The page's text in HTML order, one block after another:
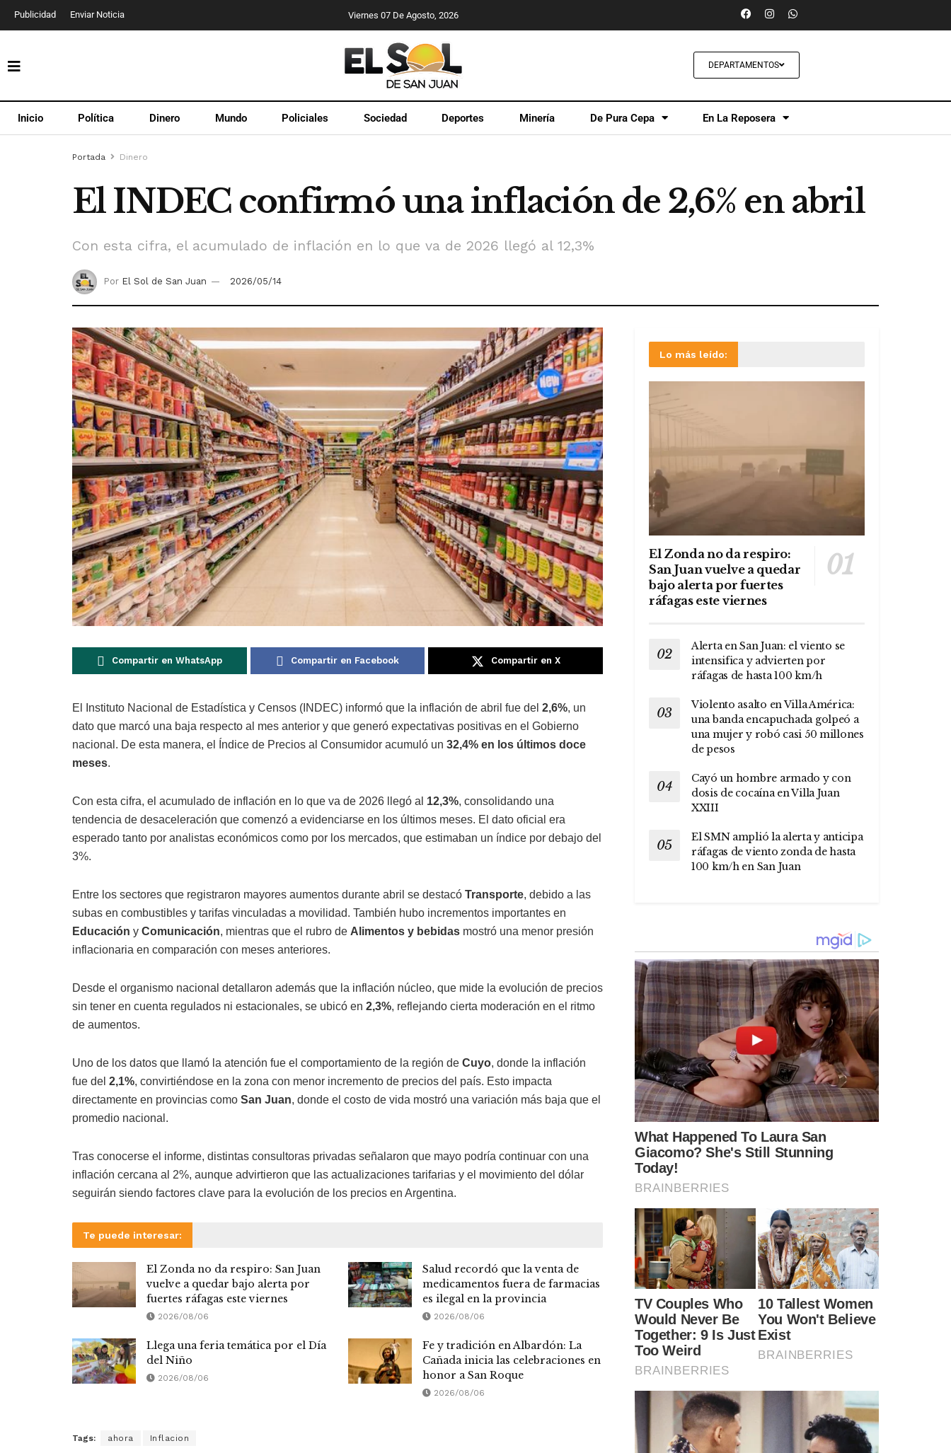
Publicidad Enviar Noticia Viernes 07 De Agosto, 2026
DEPARTAMENTOS
Inicio Política Dinero Mundo Policiales Sociedad Deportes Minería De Pura Cepa En La Reposera
Portada Dinero
El INDEC confirmó una inflación de 2,6% en abril
Con esta cifra, el acumulado de inflación en lo que va de 2026 llegó al 12,3%
Por El Sol de San Juan 2026/05/14
Compartir en WhatsApp Compartir en Facebook Compartir en X
El Instituto Nacional de Estadística y Censos (INDEC) informó que la inflación de abril fue del 2,6%, un
dato que marcó una baja respecto al mes anterior y que generó expectativas positivas en el Gobierno
nacional. De esta manera, el Índice de Precios al Consumidor acumuló un 32,4% en los últimos doce
meses.
Con esta cifra, el acumulado de inflación en lo que va de 2026 llegó al 12,3%, consolidando una
tendencia de desaceleración que comenzó a evidenciarse en los últimos meses. El dato oficial era
esperado tanto por analistas económicos como por los mercados, que estimaban un índice por debajo del
3%.
Entre los sectores que registraron mayores aumentos durante abril se destacó Transporte, debido a las
subas en combustibles y tarifas vinculadas a movilidad. También hubo incrementos importantes en
Educación y Comunicación, mientras que el rubro de Alimentos y bebidas mostró una menor presión
inflacionaria en comparación con meses anteriores.
Desde el organismo nacional detallaron además que la inflación núcleo, que mide la evolución de precios
sin tener en cuenta regulados ni estacionales, se ubicó en 2,3%, reflejando cierta moderación en el ritmo
de aumentos.
Uno de los datos que llamó la atención fue el comportamiento de la región de Cuyo, donde la inflación
fue del 2,1%, convirtiéndose en la zona con menor incremento de precios del país. Esto impacta
directamente en provincias como San Juan, donde el costo de vida mostró una variación más baja que el
promedio nacional.
Tras conocerse el informe, distintas consultoras privadas señalaron que mayo podría continuar con una
inflación cercana al 2%, aunque advirtieron que las actualizaciones tarifarias y el movimiento del dólar
seguirán siendo factores clave para la evolución de los precios en Argentina.
Te puede interesar:
El Zonda no da respiro: San Juan
vuelve a quedar bajo alerta por
fuertes ráfagas este viernes
2026/08/06
Salud recordó que la venta de
medicamentos fuera de farmacias
es ilegal en la provincia
2026/08/06
Llega una feria temática por el Día
del Niño
2026/08/06
Fe y tradición en Albardón: La
Cañada inicia las celebraciones en
honor a San Roque
2026/08/06
Tags: ahora Inflacion
Lo más leído:
El Zonda no da respiro:
San Juan vuelve a quedar
bajo alerta por fuertes
ráfagas este viernes
Alerta en San Juan: el viento se
intensifica y advierten por
ráfagas de hasta 100 km/h
Violento asalto en Villa América:
una banda encapuchada golpeó a
una mujer y robó casi 50 millones
de pesos
Cayó un hombre armado y con
dosis de cocaína en Villa Juan
XXIII
El SMN amplió la alerta y anticipa
ráfagas de viento zonda de hasta
100 km/h en San Juan